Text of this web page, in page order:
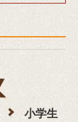
小学生